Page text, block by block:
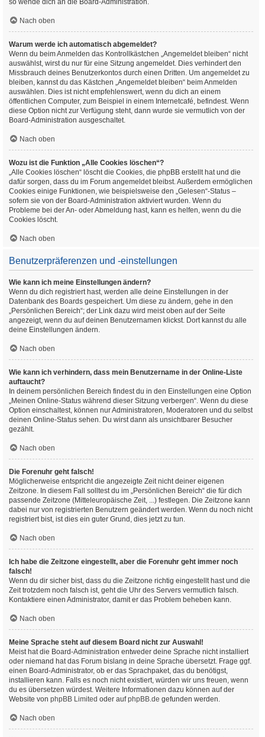
so wende dich an die Board-Administration.
Nach oben
Warum werde ich automatisch abgemeldet?
Wenn du beim Anmelden das Kontrollkästchen „Angemeldet bleiben“ nicht
auswählst, wirst du nur für eine Sitzung angemeldet. Dies verhindert den
Missbrauch deines Benutzerkontos durch einen Dritten. Um angemeldet zu
bleiben, kannst du das Kästchen „Angemeldet bleiben“ beim Anmelden
auswählen. Dies ist nicht empfehlenswert, wenn du dich an einem
öffentlichen Computer, zum Beispiel in einem Internetcafé, befindest. Wenn
diese Option nicht zur Verfügung steht, dann wurde sie vermutlich von der
Board-Administration ausgeschaltet.
Nach oben
Wozu ist die Funktion „Alle Cookies löschen“?
„Alle Cookies löschen“ löscht die Cookies, die phpBB erstellt hat und die
dafür sorgen, dass du im Forum angemeldet bleibst. Außerdem ermöglichen
Cookies einige Funktionen, wie beispielsweise den „Gelesen“-Status –
sofern sie von der Board-Administration aktiviert wurden. Wenn du
Probleme bei der An- oder Abmeldung hast, kann es helfen, wenn du die
Cookies löscht.
Nach oben
Benutzerpräferenzen und -einstellungen
Wie kann ich meine Einstellungen ändern?
Wenn du dich registriert hast, werden alle deine Einstellungen in der
Datenbank des Boards gespeichert. Um diese zu ändern, gehe in den
„Persönlichen Bereich“; der Link dazu wird meist oben auf der Seite
angezeigt, wenn du auf deinen Benutzernamen klickst. Dort kannst du alle
deine Einstellungen ändern.
Nach oben
Wie kann ich verhindern, dass mein Benutzername in der Online-Liste
auftaucht?
In deinem persönlichen Bereich findest du in den Einstellungen eine Option
„Meinen Online-Status während dieser Sitzung verbergen“. Wenn du diese
Option einschaltest, können nur Administratoren, Moderatoren und du selbst
deinen Online-Status sehen. Du wirst dann als unsichtbarer Besucher
gezählt.
Nach oben
Die Forenuhr geht falsch!
Möglicherweise entspricht die angezeigte Zeit nicht deiner eigenen
Zeitzone. In diesem Fall solltest du im „Persönlichen Bereich“ die für dich
passende Zeitzone (Mitteleuropäische Zeit, ...) festlegen. Die Zeitzone kann
dabei nur von registrierten Benutzern geändert werden. Wenn du noch nicht
registriert bist, ist dies ein guter Grund, dies jetzt zu tun.
Nach oben
Ich habe die Zeitzone eingestellt, aber die Forenuhr geht immer noch
falsch!
Wenn du dir sicher bist, dass du die Zeitzone richtig eingestellt hast und die
Zeit trotzdem noch falsch ist, geht die Uhr des Servers vermutlich falsch.
Kontaktiere einen Administrator, damit er das Problem beheben kann.
Nach oben
Meine Sprache steht auf diesem Board nicht zur Auswahl!
Meist hat die Board-Administration entweder deine Sprache nicht installiert
oder niemand hat das Forum bislang in deine Sprache übersetzt. Frage ggf.
einen Board-Administrator, ob er das Sprachpaket, das du benötigst,
installieren kann. Falls es noch nicht existiert, würden wir uns freuen, wenn
du es übersetzen würdest. Weitere Informationen dazu können auf der
Website von phpBB Limited oder aufphpBB.de gefunden werden.
Nach oben